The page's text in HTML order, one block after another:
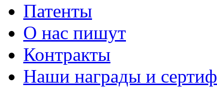
Патенты
О нас пишут
Контракты
Наши награды и